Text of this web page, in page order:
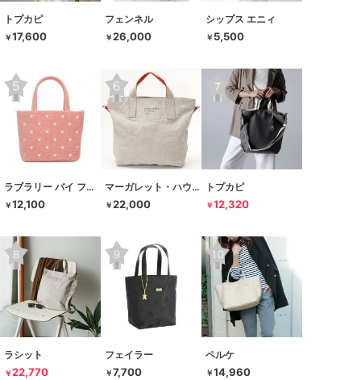
トプカピ
￥17,600
フェンネル
￥26,000
シップス エニィ
￥ 5,500
ラブラリー バイ フェイラー
￥12,100
マーガレット・ハウエル アイデア
￥22,000
トプカピ
￥12,320
ラシット
￥22,770
フェイラー
￥7,700
ペルケ
￥14,960